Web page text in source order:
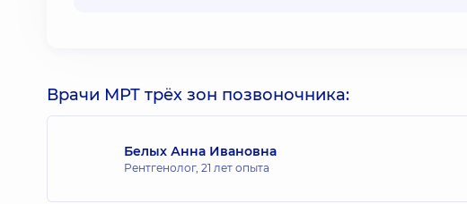
Врачи МРТ трёх зон позвоночника:
Белых Анна Ивановна
Рентгенолог, 21 лет опыта